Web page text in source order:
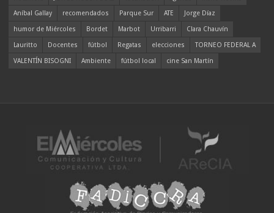
Aníbal Gallay
recomendados Parque Sur ATE
Jorge Díaz
humor de Miércoles
Bordet Marbot Urribarri
Clara Chauvín
Lauritto
Docentes fútbol Regatas elecciones
TORNEO FEDERAL A
VALENTÍN BISOGNI
Ambiente fútbol local cine San Martín